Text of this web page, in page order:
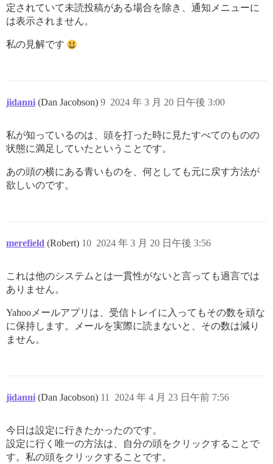
定されていて未読投稿がある場合を除き、通知メニューに
は表示されません。
私の見解です
jidanni (Dan Jacobson) 2024 年 3 月 20 日午後 3:00
9
私が知っているのは、頭を打った時に見たすべてのものの
状態に満足していたということです。
あの頭の横にある青いものを、何としても元に戻す方法が
欲しいのです。
merefield (Robert) 2024 年 3 月 20 日午後 3:56
10
これは他のシステムとは一貫性がないと言っても過言では
ありません。
Yahooメールアプリは、受信トレイに入ってもその数を頑な
に保持します。メールを実際に読まないと、その数は減り
ません。
jidanni (Dan Jacobson) 2024 年 4 月 23 日午前 7:56
11
今日は設定に行きたかったのです。
設定に行く唯一の方法は、自分の頭をクリックすることで
す。私の頭をクリックすることです。